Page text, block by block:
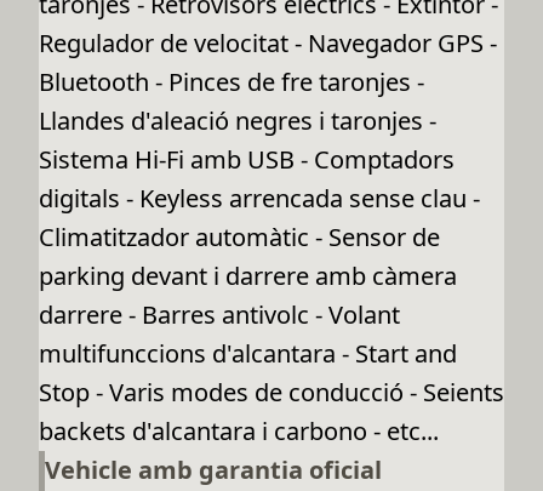
Regulador de velocitat - Navegador GPS -
Bluetooth - Pinces de fre taronjes -
Llandes d'aleació negres i taronjes -
Sistema Hi-Fi amb USB - Comptadors
digitals - Keyless arrencada sense clau -
Climatitzador automàtic - Sensor de
parking devant i darrere amb càmera
darrere - Barres antivolc - Volant
multifunccions d'alcantara - Start and
Stop - Varis modes de conducció - Seients
backets d'alcantara i carbono - etc...
Vehicle amb garantia oficial